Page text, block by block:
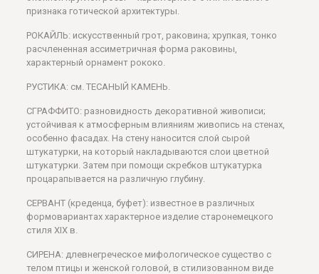
признака готической архитектуры.
РОКАЙЛЬ: искусственный грот, раковина; хрупкая, тонко
расчлененная ассиметричная форма раковины,
характерный орнамент рококо.
РУСТИКА: см. ТЕСАНЫЙ КАМЕНЬ.
СГРАФФИТО: разновидность декоративной живописи;
устойчивая к атмосферным влияниям живопись на стенах,
особенно фасадах. На стену наносится слой сырой
штукатурки, на который накладываются слои цветной
штукатурки. Затем при помощи скребков штукатурка
процарапывается на различную глубину.
СЕРВАНТ (креденца, буфет): известное в различных
формовариантах характерное изделие старонемецкого
стиля XIX в.
СИРЕНА: длевнегреческое мифологическое существо с
телом птицы и женской головой, в стилизованном виде